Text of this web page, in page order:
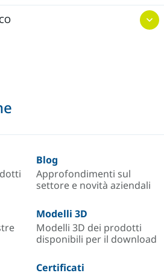
Blog
Approfondimenti sul
settore e novità aziendali
Modelli 3D
Modelli 3D dei prodotti
disponibili per il download
Certificati